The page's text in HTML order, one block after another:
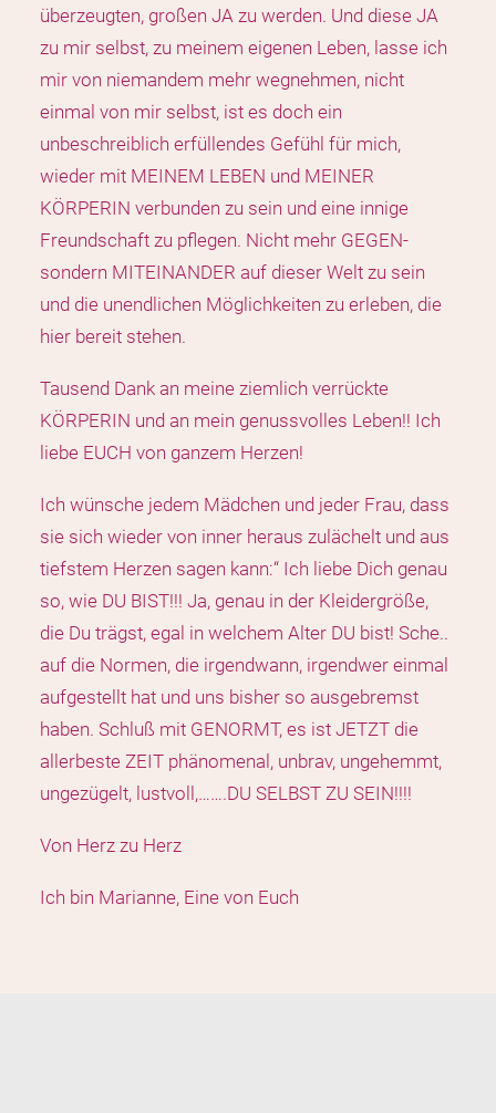
überzeugten, großen JA zu werden. Und diese JA
zu mir selbst, zu meinem eigenen Leben, lasse ich
mir von niemandem mehr wegnehmen, nicht
einmal von mir selbst, ist es doch ein
unbeschreiblich erfüllendes Gefühl für mich,
wieder mit MEINEM LEBEN und MEINER
KÖRPERIN verbunden zu sein und eine innige
Freundschaft zu pflegen. Nicht mehr GEGEN-
sondern MITEINANDER auf dieser Welt zu sein
und die unendlichen Möglichkeiten zu erleben, die
hier bereit stehen.
Tausend Dank an meine ziemlich verrückte
KÖRPERIN und an mein genussvolles Leben!! Ich
liebe EUCH von ganzem Herzen!
Ich wünsche jedem Mädchen und jeder Frau, dass
sie sich wieder von inner heraus zulächelt und aus
tiefstem Herzen sagen kann:“ Ich liebe Dich genau
so, wie DU BIST!!! Ja, genau in der Kleidergröße,
die Du trägst, egal in welchem Alter DU bist! Sche..
auf die Normen, die irgendwann, irgendwer einmal
aufgestellt hat und uns bisher so ausgebremst
haben. Schluß mit GENORMT, es ist JETZT die
allerbeste ZEIT phänomenal, unbrav, ungehemmt,
ungezügelt, lustvoll,…….DU SELBST ZU SEIN!!!!
Von Herz zu Herz
Ich bin Marianne, Eine von Euch